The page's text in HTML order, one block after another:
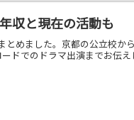
収と現在の活動も
めました。京都の公立校か
ドでのドラマ出演までお伝え